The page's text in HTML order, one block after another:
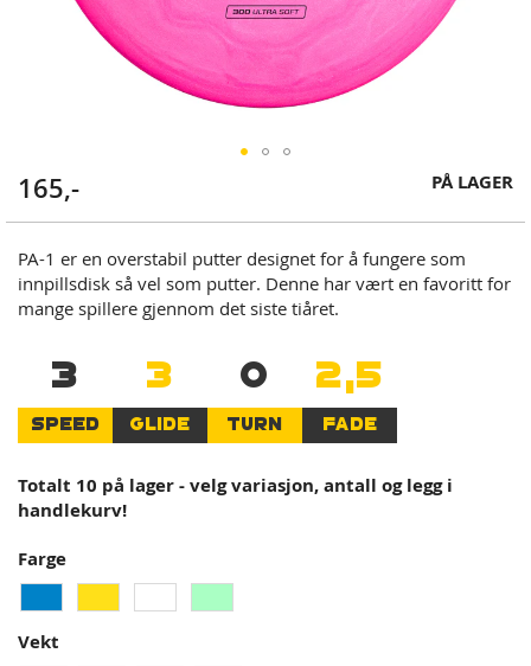
Skip
to
the
beginning
of
the
165,- PÅ LAGER
PA-1 er en overstabil putter designet for å fungere som
innpillsdisk så vel som putter. Denne har vært en favoritt for
mange spillere gjennom det siste tiåret.
3
SPEED
3
GLIDE
0
TURN
2,5
FADE
Totalt 10 på lager - velg variasjon, antall og legg i
handlekurv!
Farge
Vekt